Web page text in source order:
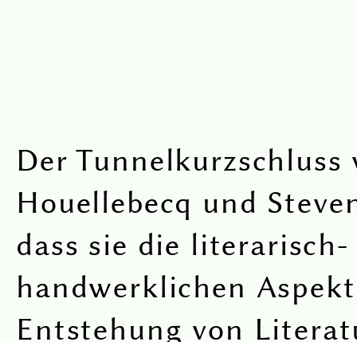
Der Tunnelkurzschluss
Houellebecq und
dass sie die literarisch-
handwerklichen
Entstehung von